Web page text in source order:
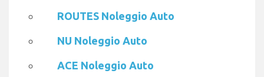
ROUTES Noleggio Auto
NU Noleggio Auto
ACE Noleggio Auto